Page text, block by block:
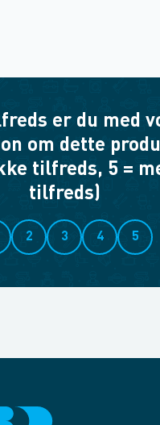
er du med
om dette
tilfreds, 5 =
tilfreds)
2 3 4 5